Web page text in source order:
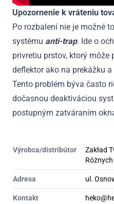
Upozornenie k vráteniu
Po rozbalení nie je možné
systému anti-trap. Ide o
privretiu prstov, ktorý
deflektor ako na prekážku
Tento problém býva často
dočasnou deaktiváciou
postupným zatváraním
Výrobca/distribútor
Zakład
Różnych
Adresa ul.
Kontakt